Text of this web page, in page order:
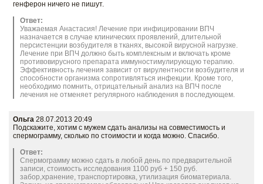
генферон ничего не пишут.
Ответ:
Уважаемая Анастасия! Лечение при инфицировании ВПЧ
назначается в случае клинических проявлений, длительной
персистенции возбудителя в тканях, высокой вирусной нагрузке.
Лечение при ВПЧ должно быть комплексным и включать кроме
противовирусного препарата иммуностимулирующую терапию.
Эффективность лечения зависит от вирулентности возбудителя и
способности организма сопротивляться инфекции. Кроме того,
необходимо помнить, отрицательный анализ на ВПЧ после
лечения не отменяет регулярного наблюдения в последующем.
Ольга 28.07.2013 20:49
Подскажите, хотим с мужем сдать анализы на совместимость и
спермограмму, сколько по стоимости и когда можно. Спасибо.
Ответ:
Спермограмму можно сдать в любой день по предварительной
записи, стоимость исследования 1100 руб + 150 руб.
забор,хранение, транспортировка, утилизация биоматериала.